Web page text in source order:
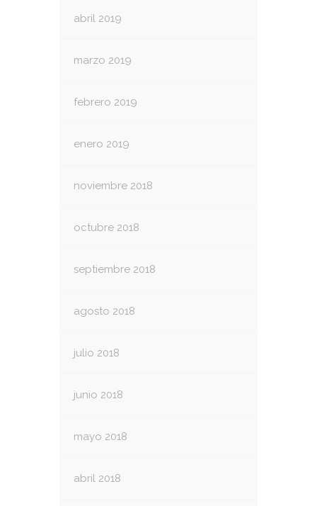
abril 2019
marzo 2019
febrero 2019
enero 2019
noviembre 2018
octubre 2018
septiembre 2018
agosto 2018
julio 2018
junio 2018
mayo 2018
abril 2018